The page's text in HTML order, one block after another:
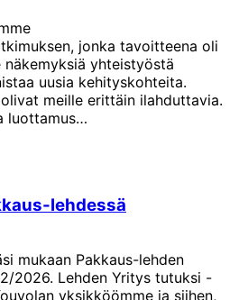
jonka tavoitteena oli
näkemyksiä yhteistyöstä
uusia kehityskohteita.
meille erittäin ilahduttavia.
luottamus…
lehdessä
mukaan Pakkaus-lehden
2026. Lehden Yritys tutuksi -
yksikköömme ja siihen,